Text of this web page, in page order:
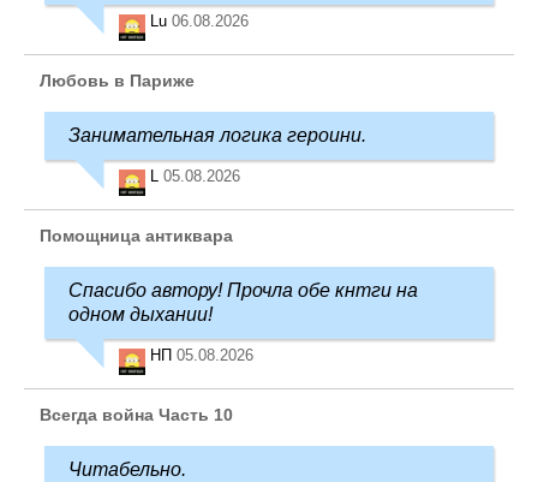
Lu 06.08.2026
Любовь в Париже
Занимательная логика героини.
L 05.08.2026
Помощница антиквара
Спасибо автору! Прочла обе кнтги на
одном дыхании!
НП 05.08.2026
Всегда война Часть 10
Читабельно.